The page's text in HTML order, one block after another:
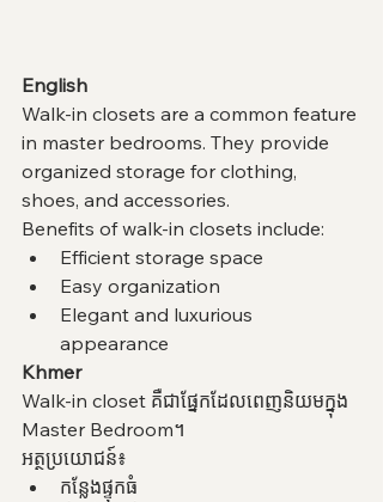
English
Walk-in closets are a common feature
in master bedrooms. They provide
organized storage for clothing,
shoes, and accessories.
Benefits of walk-in closets include:
Efficient storage space
Easy organization
Elegant and luxurious
appearance
Khmer
Walk-in closet គឺជាផ្នែកដែលពេញនិយមក្នុង
Master Bedroom។
អត្ថប្រយោជន៍៖
កន្លែងផ្ទុកធំ